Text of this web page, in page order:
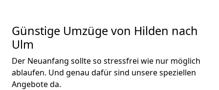
Günstige Umzüge von Hilden nach
Ulm
Der Neuanfang sollte so stressfrei wie nur möglich
ablaufen. Und genau dafür sind unsere speziellen
Angebote da.